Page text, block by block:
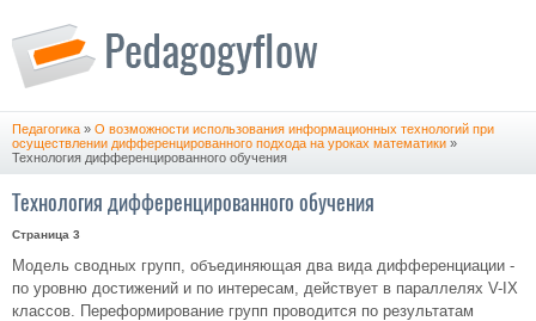
Педагогика » О возможности использования информационных технологий при
осуществлении дифференцированного подхода на уроках математики »
Технология дифференцированного обучения
Технология дифференцированного обучения
Страница 3
Модель сводных групп, объединяющая два вида дифференциации -
по уровню достижений и по интересам, действует в параллелях V-IX
классов. Переформирование групп проводится по результатам